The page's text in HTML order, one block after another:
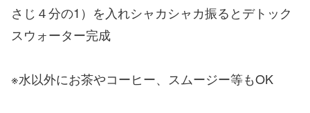
さじ４分の1）を入れシャカシャカ振るとデトック
スウォーター完成
※水以外にお茶やコーヒー、スムージー等もOK